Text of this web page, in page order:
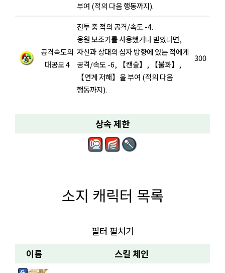
부여 (적의 다음 행동까지).
공격속도의
대공모 4
전투 중 적의 공격/속도 -4.
응원 보조기를 사용했거나 받았다면,
자신과 상대의 십자 방향에 있는 적에게
공격/속도 -6, 【캔슬】, 【불화】,
【연계 저해】을 부여 (적의 다음
행동까지).
300
상속 제한
소지 캐릭터 목록
필터 펼치기
이름 스킬 체인